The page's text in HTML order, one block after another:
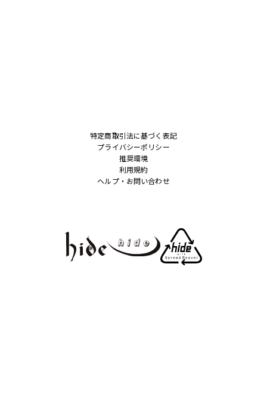
特定商取引法に基づく表記
プライバシーポリシー
推奨環境
利用規約
ヘルプ・お問い合わせ